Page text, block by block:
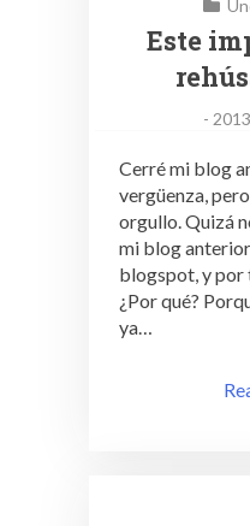
Este
-
Cerré mi blog
vergüenza,
orgullo. Quizá
mi blog
blogspot, y
¿Por qué?
ya…